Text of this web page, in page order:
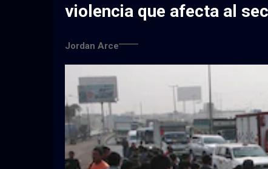
violencia que afecta al
Jordan Arce